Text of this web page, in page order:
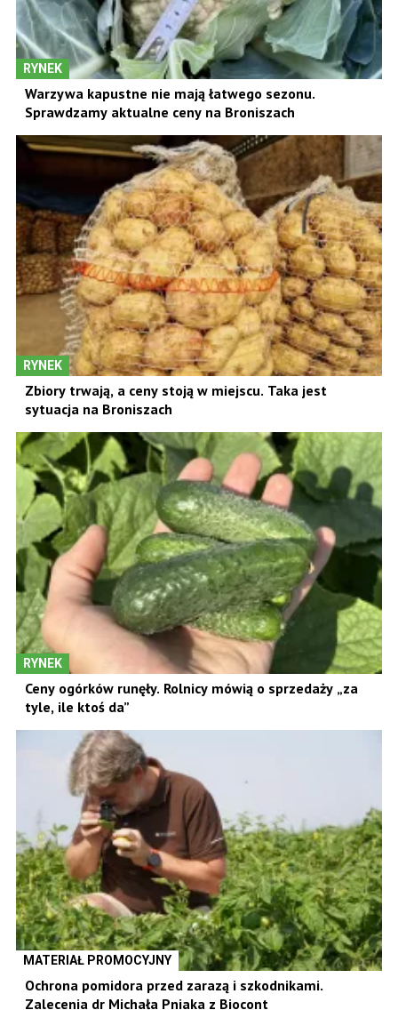
RYNEK
Warzywa kapustne nie mają łatwego sezonu.
Sprawdzamy aktualne ceny na Broniszach
RYNEK
Zbiory trwają, a ceny stoją w miejscu. Taka jest
sytuacja na Broniszach
RYNEK
Ceny ogórków runęły. Rolnicy mówią o sprzedaży „za
tyle, ile ktoś da”
MATERIAŁ PROMOCYJNY
Ochrona pomidora przed zarazą i szkodnikami.
Zalecenia dr Michała Pniaka z Biocont